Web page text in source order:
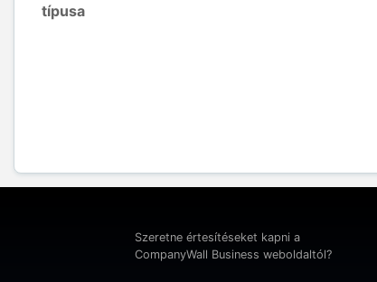
típusa
Szeretne értesítéseket kapni a
CompanyWall Business weboldaltól?